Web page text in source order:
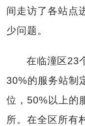
间走访了各站点
少问题。
在临潼区23
30%的服务站制
位，50%以上的
所。在全区所有